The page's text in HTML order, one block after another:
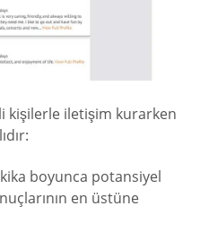
kişilerle iletişim kurarken
boyunca potansiyel
en üstüne